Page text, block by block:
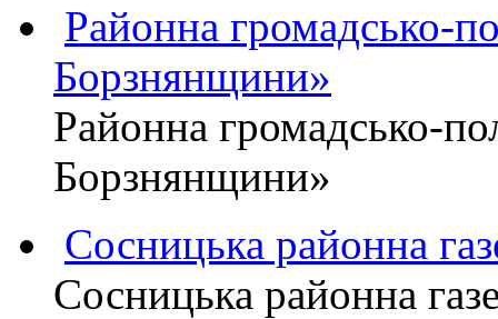
Районна громадсько-
Борзнянщини»
Районна громадсько-
Борзнянщини»
Сосницька районна
Сосницька районна